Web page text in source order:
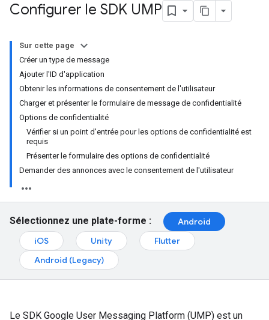
Configurer le SDK UMP
Sur cette page
Créer un type de message
Ajouter l'ID d'application
Obtenir les informations de consentement de l'utilisateur
Charger et présenter le formulaire de message de confidentialité
Options de confidentialité
Vérifier si un point d'entrée pour les options de confidentialité est
requis
Présenter le formulaire des options de confidentialité
Demander des annonces avec le consentement de l'utilisateur
Sélectionnez une plate-forme :
Android
iOS
Unity
Flutter
Android (Legacy)
Le SDK Google User Messaging Platform (UMP) est un